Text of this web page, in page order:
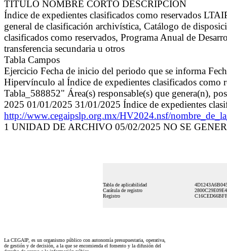
TÍTULO NOMBRE CORTO DESCRIPCIÓN
Índice de expedientes clasificados como reservados
general de clasificación archivística, Catálogo de
clasificados como reservados, Programa Anual de
transferencia secundaria u otros
Tabla Campos
Ejercicio Fecha de inicio del periodo que se informa
Hipervínculo al Índice de expedientes clasificados como
Tabla_588852" Área(s) responsable(s) que genera(n),
2025 01/01/2025 31/01/2025 Índice de expedientes
http://www.cegaipslp.org.mx/HV2024.nsf/
1 UNIDAD DE ARCHIVO 05/02/2025 NO SE
Tabla de aplicabilidad
Carátula de registro
Registro
La CEGAIP, es un organismo público con autonomía presupuestaria, operativa,
de gestión y de decisión, a la que se encomienda el fomento y la difusión del